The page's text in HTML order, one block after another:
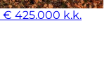
€ 425.000 k.k.